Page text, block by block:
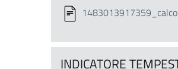
INDICATORE